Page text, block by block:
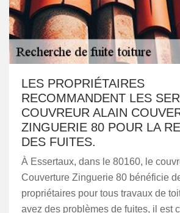
LES PROPRIÉTAIRES
RECOMMANDENT LES
COUVREUR ALAIN
ZINGUERIE 80 POUR LA
DES FUITES.
À Essertaux, dans le 80160, le
Couverture Zinguerie 80 bénéficie
propriétaires pour tous travaux de
avez des problèmes de fuites, il est